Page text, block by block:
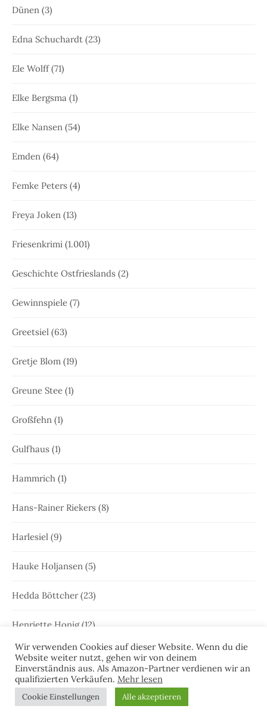
Dünen (3)
Edna Schuchardt (23)
Ele Wolff(71)
Elke Bergsma (1)
Elke Nansen (54)
Emden (64)
Femke Peters (4)
Freya Joken (13)
Friesenkrimi (1.001)
Geschichte Ostfrieslands (2)
Gewinnspiele (7)
Greetsiel (63)
Gretje Blom (19)
Greune Stee (1)
Großfehn (1)
Gulfhaus (1)
Hammrich (1)
Hans-Rainer Riekers (8)
Harlesiel (9)
Hauke Holjansen (5)
Hedda Böttcher(23)
Henriette Honig(12)
Heringstage(1)
Hooksiel(1)
Wir verwenden Cookies auf dieser Website. Wenn du die
Website weiter nutzt, gehen wir von deinem
Einverständnis aus. Als Amazon-Partner verdienen wir an
qualifizierten Verkäufen. Mehr lesen
Cookie Einstellungen Alle akzeptieren